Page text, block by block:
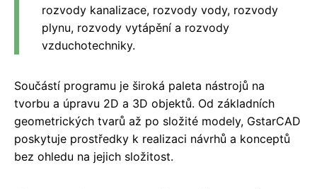
rozvody kanalizace, rozvody vody, rozvody
plynu, rozvody vytápění a rozvody
vzduchotechniky.
Součástí programu je široká paleta nástrojů na
tvorbu a úpravu 2D a 3D objektů. Od základních
geometrických tvarů až po složité modely, GstarCAD
poskytuje prostředky k realizaci návrhů a konceptů
bez ohledu na jejich složitost.